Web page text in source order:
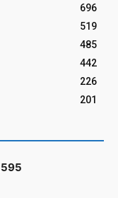
696
519
485
442
226
201